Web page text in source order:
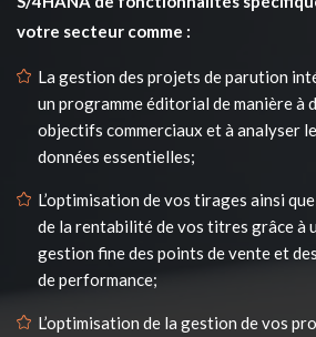
votre secteur comme :
La gestion des projets de parution
un programme éditorial de manière à
objectifs commerciaux et à analyser
données essentielles;
L’optimisation de vos tirages ainsi
de la rentabilité de vos titres grâce à
gestion fine des points de vente et
de performance;
L’optimisation de la gestion de vos